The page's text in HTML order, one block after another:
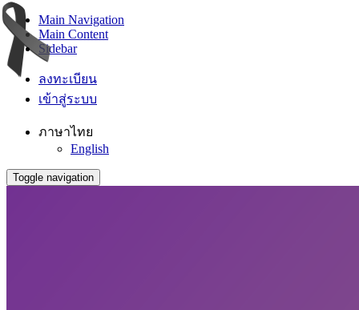
Main Navigation
Main Content
Sidebar
ลงทะเบียน
เข้าสู่ระบบ
ภาษาไทย
English
Toggle navigation